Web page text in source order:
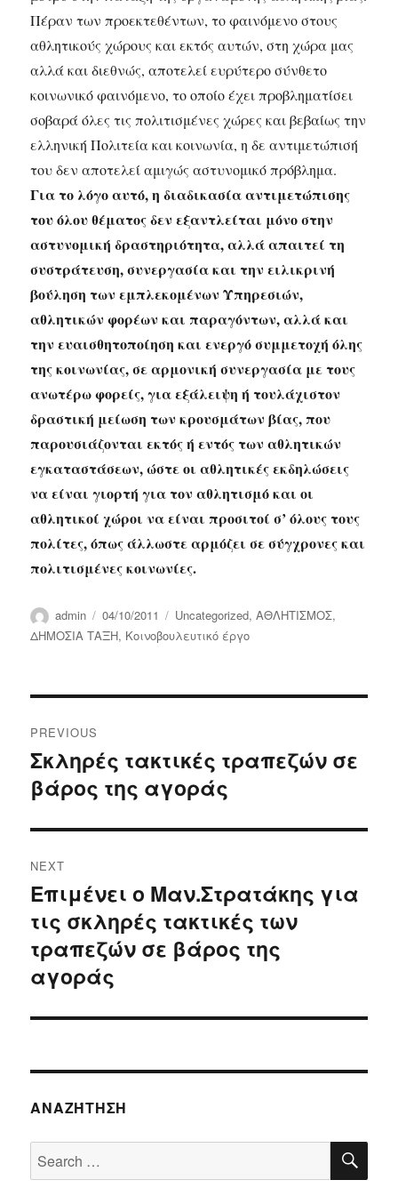
Πέραν των προεκτεθέντων, το φαινόμενο στους
αθλητικούς χώρους και εκτός αυτών, στη χώρα μας
αλλά και διεθνώς, αποτελεί ευρύτερο σύνθετο
κοινωνικό φαινόμενο, το οποίο έχει προβληματίσει
σοβαρά όλες τις πολιτισμένες χώρες και βεβαίως την
ελληνική Πολιτεία και κοινωνία, η δε αντιμετώπισή
του δεν αποτελεί αμιγώς αστυνομικό πρόβλημα.
Για το λόγο αυτό, η διαδικασία αντιμετώπισης
του όλου θέματος δεν εξαντλείται μόνο στην
αστυνομική δραστηριότητα, αλλά απαιτεί τη
συστράτευση, συνεργασία και την ειλικρινή
βούληση των εμπλεκομένων Υπηρεσιών,
αθλητικών φορέων και παραγόντων, αλλά και
την ευαισθητοποίηση και ενεργό συμμετοχή όλης
της κοινωνίας, σε αρμονική συνεργασία με τους
ανωτέρω φορείς, για εξάλειψη ή τουλάχιστον
δραστική μείωση των κρουσμάτων βίας, που
παρουσιάζονται εκτός ή εντός των αθλητικών
εγκαταστάσεων, ώστε οι αθλητικές εκδηλώσεις
να είναι γιορτή για τον αθλητισμό και οι
αθλητικοί χώροι να είναι προσιτοί σ’ όλους τους
πολίτες, όπως άλλωστε αρμόζει σε σύγχρονες και
πολιτισμένες κοινωνίες.
Author
admin
Posted
on
04/10/2011 Categories
Uncategorized,ΑΘΛΗΤΙΣΜΟΣ,
ΔΗΜΟΣΙΑ ΤΑΞΗ, Κοινοβουλευτικό έργο
navigation
PREVIOUS
Previous
post:
Σκληρές τακτικές τραπεζών σε
βάρος της αγοράς
NEXT
Next
post:
Επιμένει ο Μαν.Στρατάκης για
τις σκληρές τακτικές των
τραπεζών σε βάρος της
αγοράς
ΑΝΑΖΉΤΗΣΗ
Search
for: